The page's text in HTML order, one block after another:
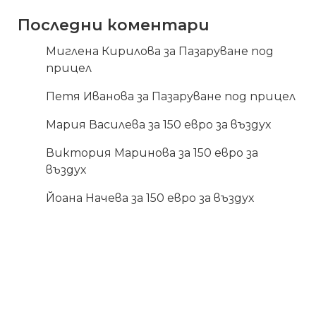
Последни коментари
Миглена Кирилова за Пазаруване под
прицел
Петя Иванова за Пазаруване под прицел
Мария Василева за 150 евро за въздух
Виктория Маринова за 150 евро за
въздух
Йоана Начева за 150 евро за въздух